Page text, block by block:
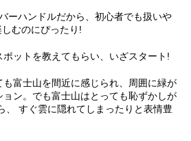
ーハンドルだから、初心者でも扱いや
むのにぴったり!
ットを教えてもらい、いざスタート!
富士山を間近に感じられ、周囲に緑が
ン。でも富士山はとっても恥ずかしが
、 すぐ雲に隠れてしまったりと表情豊